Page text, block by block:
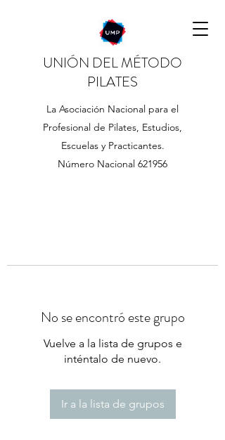
UNIÓN DEL MÉTODO
PILATES
La Asociación Nacional para el
Profesional de Pilates, Estudios,
Escuelas y Practicantes.
Número Nacional 621956
No se encontró este grupo
Vuelve a la lista de grupos e
inténtalo de nuevo.
Ir a la lista de grupos